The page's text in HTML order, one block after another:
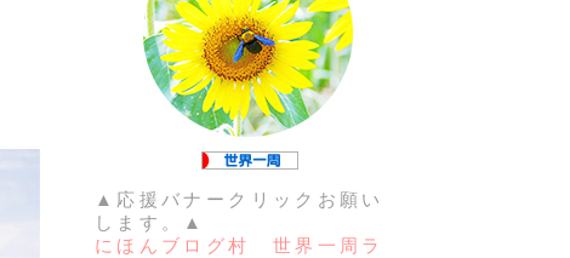
▲応援バナークリックお願い
します。▲
にほんブログ村 世界一周ラ